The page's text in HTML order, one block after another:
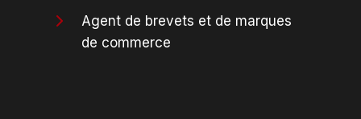
Agent de brevets et de marques
de commerce